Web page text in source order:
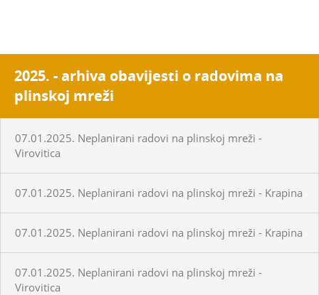
2025. - arhiva obavijesti o radovima na
plinskoj mreži
07.01.2025. Neplanirani radovi na plinskoj mreži -
Virovitica
07.01.2025. Neplanirani radovi na plinskoj mreži - Krapina
07.01.2025. Neplanirani radovi na plinskoj mreži - Krapina
07.01.2025. Neplanirani radovi na plinskoj mreži -
Virovitica